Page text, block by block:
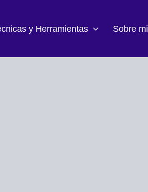
y Herramientas Sobre mi